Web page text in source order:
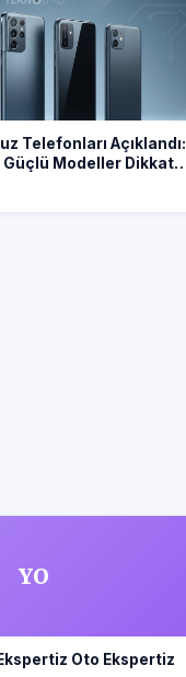
Telefonları Açıklandı:
Güçlü Modeller Dikkat
YO
Oto Ekspertiz